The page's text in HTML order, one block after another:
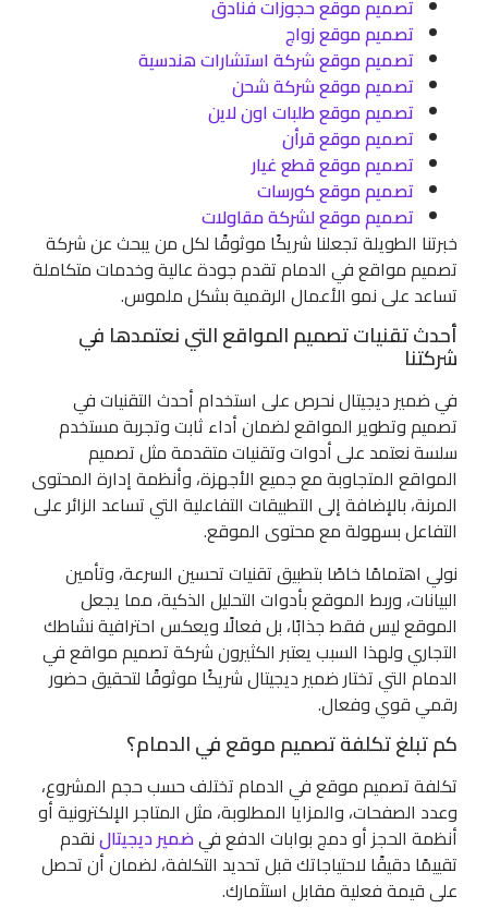
تصميم موقع حجوزات فنادق
تصميم موقع زواج
تصميم موقع شركة استشارات هندسية
تصميم موقع شركة شحن
تصميم موقع طلبات اون لاين
تصميم موقع قرأن
تصميم موقع قطع غيار
تصميم موقع كورسات
تصميم موقع لشركة مقاولات
خبرتنا الطويلة تجعلنا شريكًا موثوقًا لكل من يبحث عن شركة
تصميم مواقع في الدمام تقدم جودة عالية وخدمات متكاملة
تساعد على نمو الأعمال الرقمية بشكل ملموس.
أحدث تقنيات تصميم المواقع التي نعتمدها في
شركتنا
في ضمير ديجيتال نحرص على استخدام أحدث التقنيات في
تصميم وتطوير المواقع لضمان أداء ثابت وتجربة مستخدم
سلسة نعتمد على أدوات وتقنيات متقدمة مثل تصميم
المواقع المتجاوبة مع جميع الأجهزة، وأنظمة إدارة المحتوى
المرنة، بالإضافة إلى التطبيقات التفاعلية التي تساعد الزائر على
التفاعل بسهولة مع محتوى الموقع.
نولي اهتمامًا خاصًا بتطبيق تقنيات تحسين السرعة، وتأمين
البيانات، وربط الموقع بأدوات التحليل الذكية، مما يجعل
الموقع ليس فقط جذابًا، بل فعالًا ويعكس احترافية نشاطك
التجاري ولهذا السبب يعتبر الكثيرون شركة تصميم مواقع في
الدمام التي تختار ضمير ديجيتال شريكًا موثوقًا لتحقيق حضور
رقمي قوي وفعال.
كم تبلغ تكلفة تصميم موقع في الدمام؟
تكلفة تصميم موقع في الدمام تختلف حسب حجم المشروع،
وعدد الصفحات، والمزايا المطلوبة، مثل المتاجر الإلكترونية أو
أنظمة الحجز أو دمج بوابات الدفع فيضمير ديجيتالنقدم
تقييمًا دقيقًا لاحتياجاتك قبل تحديد التكلفة، لضمان أن تحصل
على قيمة فعلية مقابل استثمارك.